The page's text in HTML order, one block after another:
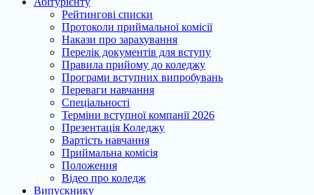
Рейтингові списки
Протоколи приймальної комісії
Накази про зарахування
Перелік документів для вступу
Правила прийому до коледжу
Програми вступних випробувань
Переваги навчання
Спеціальності
Терміни вступної компанії 2026
Презентація Коледжу
Вартість навчання
Приймальна комісія
Положення
Відео про коледж
Випускнику